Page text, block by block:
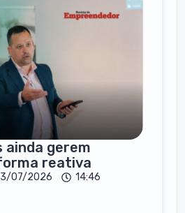
ainda gerem
reativa
07/2026 14:46